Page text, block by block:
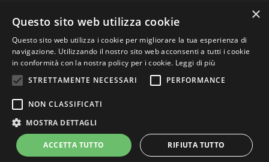
CONDIZIONI DI VENDITA
PRIVACY POLICY
COOKIE POLICY
Studio Bibliografico Scriptorium Dott.ssa Sara Bassi VAT
nr. 01744000207
Power byGRAFFITI WEB
×
Questo sito web utilizza cookie
Questo sito web utilizza i cookie per migliorare la tua esperienza di
navigazione. Utilizzando il nostro sito web acconsenti a tutti i cookie
in conformità con la nostra policy per i cookie. Leggi di più
STRETTAMENTE NECESSARI
PERFORMANCE
NON CLASSIFICATI
MOSTRA DETTAGLI
ACCETTA TUTTO RIFIUTA TUTTO